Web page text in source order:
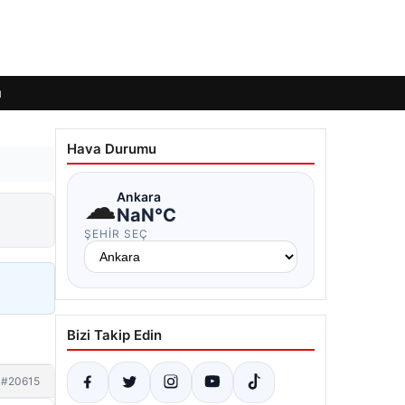
#20615
Hava Durumu
☁Ankara
NaN°C
ŞEHIR SEÇ
Bizi Takip Edin